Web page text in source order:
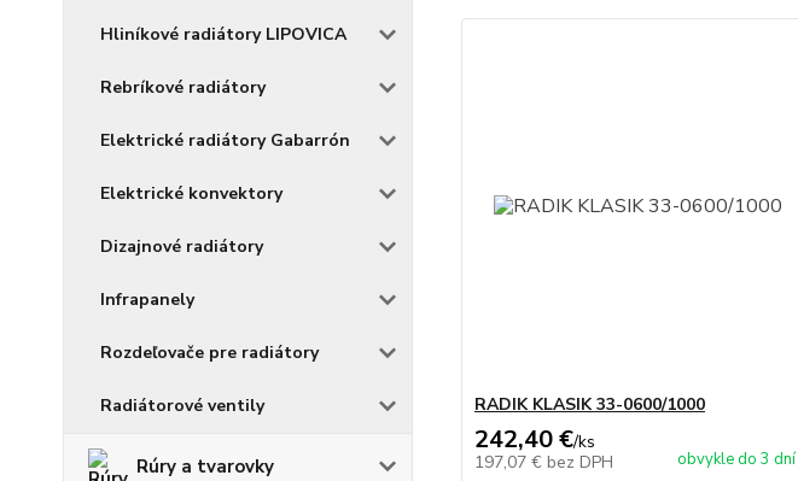
Hliníkové radiátory LIPOVICA
Rebríkové radiátory
Elektrické radiátory Gabarrón
Elektrické konvektory
Dizajnové radiátory
Infrapanely
Rozdeľovače pre radiátory
Radiátorové ventily
Rúry a tvarovky
RADIK KLASIK 33-0600/1000
242,40 €/ks
197,07 € bez DPH obvykle do 3 dní